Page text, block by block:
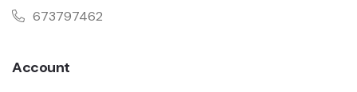
673797462
Account